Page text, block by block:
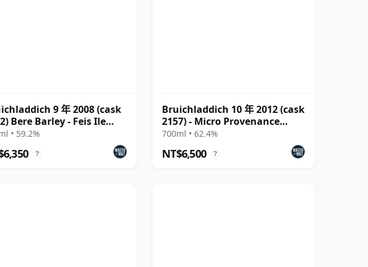
9 年 2008 (cask
Bere Barley - Feis Ile
• 59.2%
?
Bruichladdich 10 年 2012 (cask
2157) - Micro Provenance
Series
700ml • 62.4%
NT$6,500 ?